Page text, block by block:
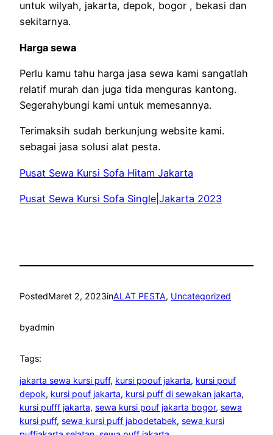
untuk wilyah, jakarta, depok, bogor , bekasi dan
sekitarnya.
Harga sewa
Perlu kamu tahu harga jasa sewa kami sangatlah
relatif murah dan juga tida menguras kantong.
Segerahybungi kami untuk memesannya.
Terimaksih sudah berkunjung website kami.
sebagai jasa solusi alat pesta.
Pusat Sewa Kursi Sofa Hitam Jakarta
Pusat Sewa Kursi Sofa Single|Jakarta 2023
PostedMaret 2, 2023inALAT PESTA, Uncategorized
byadmin
Tags:
jakarta sewa kursi puff, kursi poouf jakarta, kursi pouf
depok, kursi pouf jakarta, kursi puff di sewakan jakarta
kursi pufff jakarta, sewa kursi pouf jakarta bogor, sewa
kursi puff, sewa kursi puff jabodetabek, sewa kursi